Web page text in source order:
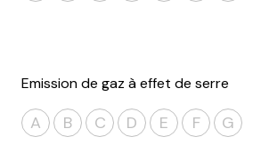
Emission de gaz à effet de serre
A B C D E F G